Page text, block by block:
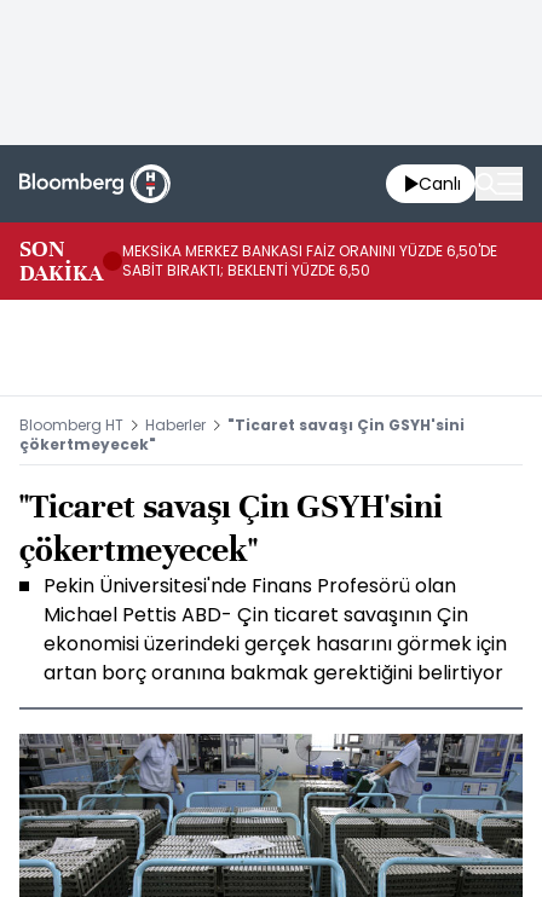
Canlı
SON
DAKİKA
MEKSİKA MERKEZ BANKASI FAİZ ORANINI YÜZDE 6,50'DE
SABİT BIRAKTI; BEKLENTİ YÜZDE 6,50
Bloomberg HT Haberler
"Ticaret savaşı Çin GSYH'sini
çökertmeyecek"
"Ticaret savaşı Çin GSYH'sini
çökertmeyecek"
Pekin Üniversitesi'nde Finans Profesörü olan
Michael Pettis ABD- Çin ticaret savaşının Çin
ekonomisi üzerindeki gerçek hasarını görmek için
artan borç oranına bakmak gerektiğini belirtiyor